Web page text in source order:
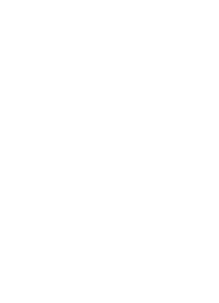
€
options peuvent être choisies sur la